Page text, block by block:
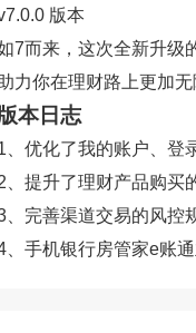
版本
7而来，这次全新升级
力你在理财路上更加无
本日志
、优化了我的账户、登
、提升了理财产品购买
、完善渠道交易的风控
、手机银行房管家e账